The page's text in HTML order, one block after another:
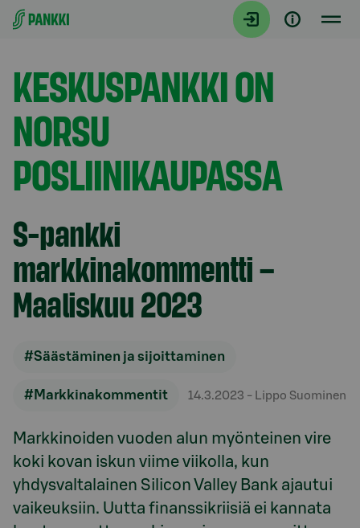
Siirry suoraan sisältöön
Artikkelit
KESKUSPANKKI ON
NORSU
POSLIINIKAUPASSA
S-pankki
markkinakommentti –
Maaliskuu 2023
#Säästäminen ja sijoittaminen
#Markkinakommentit 14.3.2023 - Lippo Suominen
Markkinoiden vuoden alun myönteinen vire
koki kovan iskun viime viikolla, kun
yhdysvaltalainen Silicon Valley Bank ajautui
vaikeuksiin. Uutta finanssikriisiä ei kannata